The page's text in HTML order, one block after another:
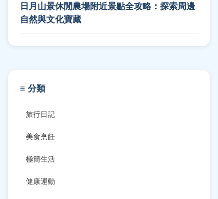
日月山景休閒農場附近景點全攻略：探索周邊
自然與文化寶藏
≡ 分類
旅行日記
美食烹飪
極簡生活
健康運動